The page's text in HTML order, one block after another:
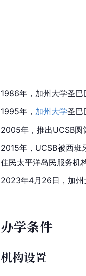
1986年， 加州大学圣巴
1995年， 加州大学圣巴
2005年，推出UCSB圆
2015年，UCSB被西班
住民太平洋岛民服务机
2023年4月26日， 加
办学条件
机构设置